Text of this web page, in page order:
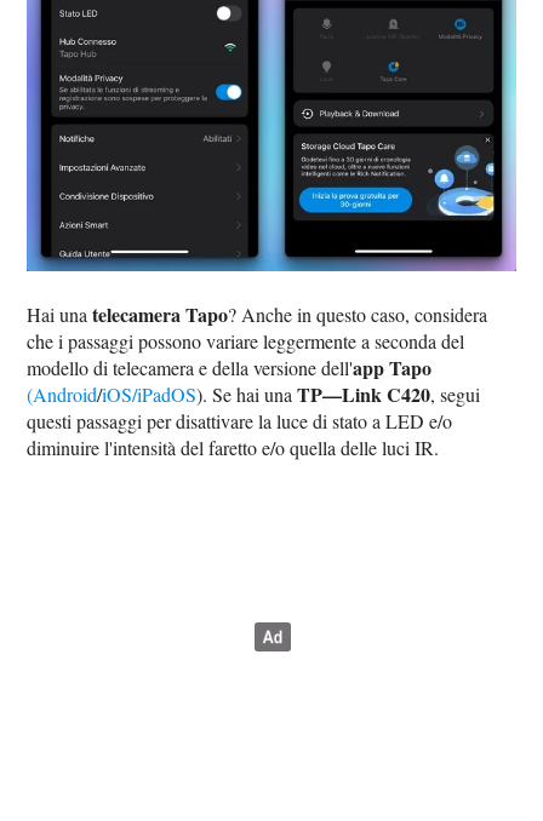
Hai unatelecamera Tapo? Anche in questo caso, considera
che i passaggi possono variare leggermente a seconda del
modello di telecamera e della versione dell'app Tapo
(Android/iOS/iPadOS). Se hai unaTP—Link C420, segui
questi passaggi per disattivare la luce di stato a LED e/o
diminuire l'intensità del faretto e/o quella delle luci IR.